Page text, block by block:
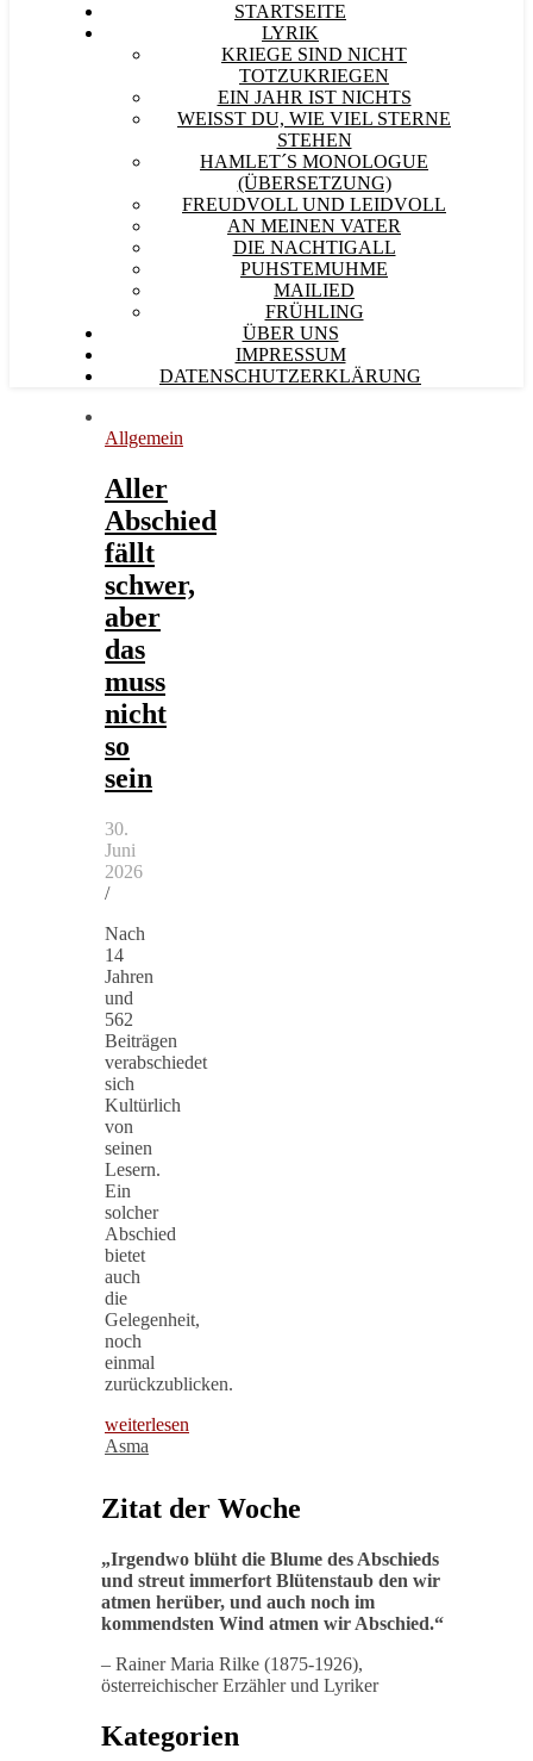
STARTSEITE
LYRIK
KRIEGE SIND NICHT
TOTZUKRIEGEN
EIN JAHR IST NICHTS
WEISST DU, WIE VIEL STERNE S
TEHEN
HAMLET´S MONOLOGUE
(ÜBERSETZUNG)
FREUDVOLL UND LEIDVOLL
AN MEINEN VATER
DIE NACHTIGALL
PUHSTEMUHME
MAILIED
FRÜHLING
ÜBER UNS
IMPRESSUM
DATENSCHUTZERKLÄRUNG
Allgemein
Aller
Abschied
fällt
schwer,
aber
das
muss
nicht
so
sein
30.
Juni
2026
/
Nach
14
Jahren
und
562
Beiträgen
verabschiedet
sich
Kultürlich
von
seinen
Lesern.
Ein
solcher
Abschied
bietet
auch
die
Gelegenheit,
noch
einmal
zurückzublicken.
weiterlesen
Asma
Zitat der Woche
„Irgendwo blüht die Blume des Abschieds
und streut immerfort Blütenstaub den wir
atmen herüber, und auch noch im
kommendsten Wind atmen wir Abschied.“
– Rainer Maria Rilke (1875-1926),
österreichischer Erzähler und Lyriker
Kategorien